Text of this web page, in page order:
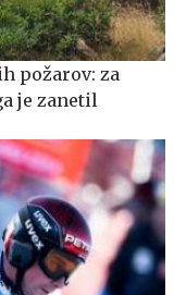
požarov: za
je zanetil